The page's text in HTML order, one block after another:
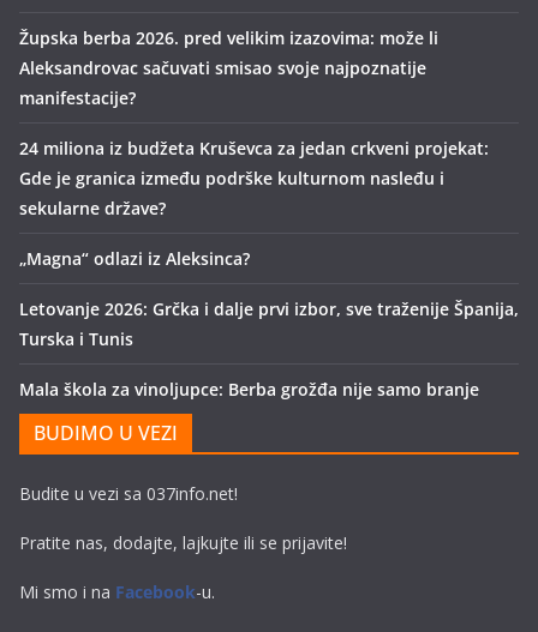
Župska berba 2026. pred velikim izazovima: može li
Aleksandrovac sačuvati smisao svoje najpoznatije
manifestacije?
24 miliona iz budžeta Kruševca za jedan crkveni projekat:
Gde je granica između podrške kulturnom nasleđu i
sekularne države?
„Magna“ odlazi iz Aleksinca?
Letovanje 2026: Grčka i dalje prvi izbor, sve traženije Španija,
Turska i Tunis
Mala škola za vinoljupce: Berba grožđa nije samo branje
BUDIMO U VEZI
Budite u vezi sa 037info.net!
Pratite nas, dodajte, lajkujte ili se prijavite!
Mi smo i na Facebook-u.